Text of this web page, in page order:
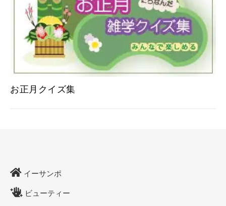
お正月クイズ集
イーサンポ
ビューティー